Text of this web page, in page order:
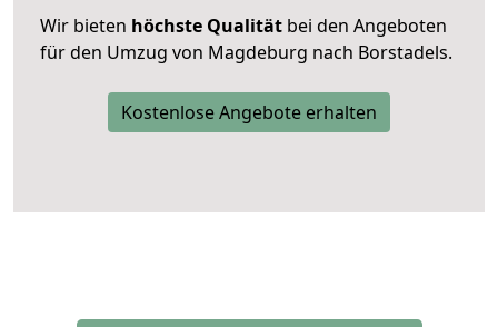
Wir bieten höchste Qualität bei den Angeboten
für den Umzug von Magdeburg nach Borstadels.
Kostenlose Angebote erhalten